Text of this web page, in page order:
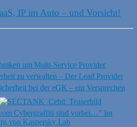
IP im Auto – und Vorsicht!
um Multi-Service Provider
zu verwalten – Der Lead Provider
bei der eGK – ein Versprechen
Cybergraffiti sind vorbei…” Im
von Kaspersky Lab